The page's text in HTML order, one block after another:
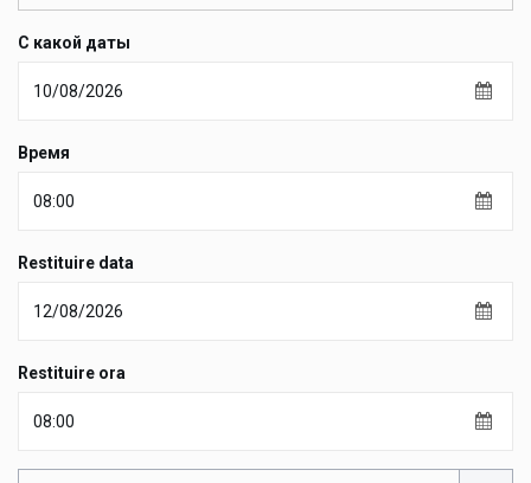
С какой даты
Время
Restituire data
Restituire ora